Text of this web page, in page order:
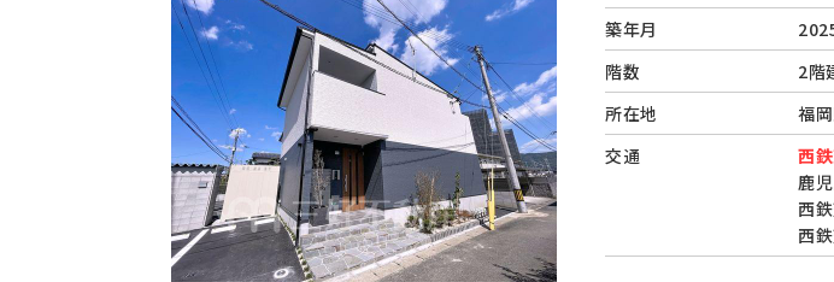
築年月
階数
2階
所在地
福
交通
西
鹿
西
西